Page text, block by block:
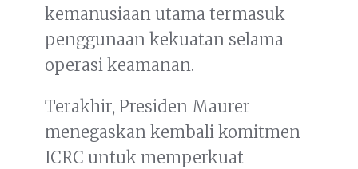
kemanusiaan utama termasuk
penggunaan kekuatan selama
operasi keamanan.
Terakhir, Presiden Maurer
menegaskan kembali komitmen
ICRC untuk memperkuat